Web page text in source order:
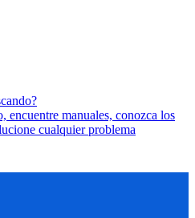
encuentre manuales, conozca los
cualquier problema